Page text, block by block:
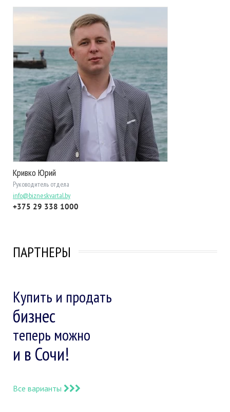
Кривко Юрий
Руководитель отдела
info@bizneskvartal.by
+375 29 338 1000
ПАРТНЕРЫ
Купить и продать
бизнес
теперь можно
и в Сочи!
Все варианты